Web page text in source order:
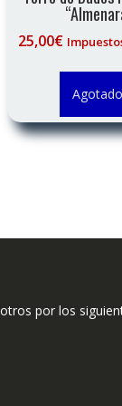
25,00€
Agotado
por los